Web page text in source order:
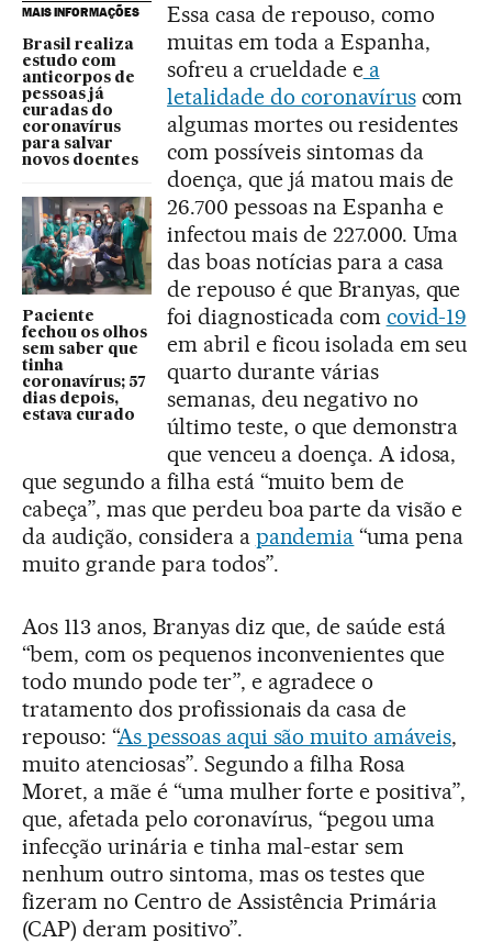
MAIS INFORMAÇÕES
Brasil realiza
estudo com
anticorpos de
pessoas já
curadas do
coronavírus
para salvar
novos doentes
Paciente
fechou os olhos
sem saber que
tinha
coronavírus; 57
dias depois,
estava curado
Essa casa de repouso, como
muitas em toda a Espanha,
sofreu a crueldade ea
letalidade do coronavíruscom
algumas mortes ou residentes
com possíveis sintomas da
doença, que já matou mais de
26.700 pessoas na Espanha e
infectou mais de 227.000. Uma
das boas notícias para a casa
de repouso é que Branyas, que
foi diagnosticada com covid-19
em abril e ficou isolada em seu
quarto durante várias
semanas, deu negativo no
último teste, o que demonstra
que venceu a doença. A idosa,
que segundo a filha está “muito bem de
cabeça”, mas que perdeu boa parte da visão e
da audição, considera a pandemia “uma pena
muito grande para todos”.
Aos 113 anos, Branyas diz que, de saúde está
“bem, com os pequenos inconvenientes que
todo mundo pode ter”, e agradece o
tratamento dos profissionais da casa de
repouso: “As pessoas aqui são muito amáveis,
muito atenciosas”. Segundo a filha Rosa
Moret, a mãe é “uma mulher forte e positiva”,
que, afetada pelo coronavírus, “pegou uma
infecção urinária e tinha mal-estar sem
nenhum outro sintoma, mas os testes que
fizeram no Centro de Assistência Primária
(CAP) deram positivo”.